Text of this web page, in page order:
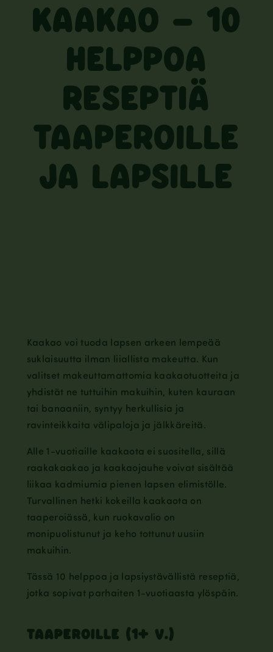
KAAKAO – 10
HELPPOA
RESEPTIÄ
TAAPEROILLE
JA LAPSILLE
Kaakao voi tuoda lapsen arkeen lempeää
suklaisuutta ilman liiallista makeutta. Kun
valitset makeuttamattomia kaakaotuotteita ja
yhdistät ne tuttuihin makuihin, kuten kauraan
tai banaaniin, syntyy herkullisia ja
ravinteikkaita välipaloja ja jälkkäreitä.
Alle 1-vuotiaille kaakaota ei suositella, sillä
raakakaakao ja kaakaojauhe voivat sisältää
liikaa kadmiumia pienen lapsen elimistölle.
Turvallinen hetki kokeilla kaakaota on
taaperoiässä, kun ruokavalio on
monipuolistunut ja keho tottunut uusiin
makuihin.
Tässä 10 helppoa ja lapsiystävällistä reseptiä,
jotka sopivat parhaiten 1-vuotiaasta ylöspäin.
TAAPEROILLE (1+ V.)